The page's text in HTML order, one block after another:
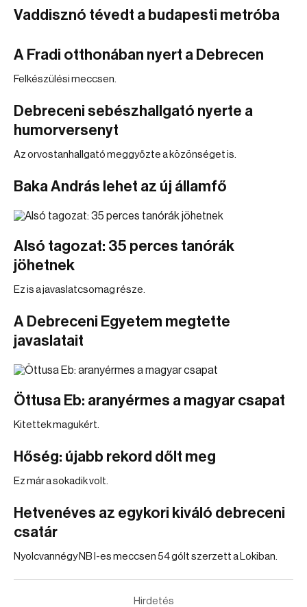
Vaddisznó tévedt a budapesti metróba
A Fradi otthonában nyert a Debrecen
Felkészülési meccsen.
Debreceni sebészhallgató nyerte a
humorversenyt
Az orvostanhallgató meggyőzte a közönséget is.
Baka András lehet az új államfő
Alsó tagozat: 35 perces tanórák
jöhetnek
Ez is a javaslatcsomag része.
A Debreceni Egyetem megtette
javaslatait
Öttusa Eb: aranyérmes a magyar csapat
Kitettek magukért.
Hőség: újabb rekord dőlt meg
Ez már a sokadik volt.
Hetvenéves az egykori kiváló debreceni
csatár
Nyolcvannégy NB I-es meccsen 54 gólt szerzett a Lokiban.
Hirdetés